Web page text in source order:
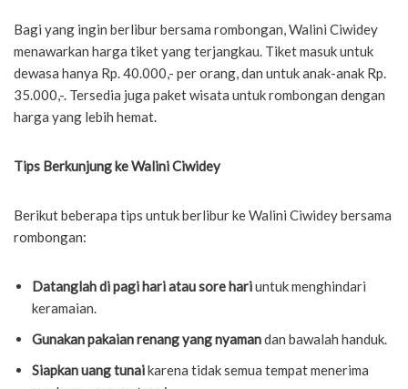
Bagi yang ingin berlibur bersama rombongan, Walini Ciwidey
menawarkan harga tiket yang terjangkau. Tiket masuk untuk
dewasa hanya Rp. 40.000,- per orang, dan untuk anak-anak Rp.
35.000,-. Tersedia juga paket wisata untuk rombongan dengan
harga yang lebih hemat.
Tips Berkunjung ke Walini Ciwidey
Berikut beberapa tips untuk berlibur ke Walini Ciwidey bersama
rombongan:
Datanglah di pagi hari atau sore hariuntuk menghindari
keramaian.
Gunakan pakaian renang yang nyamandan bawalah handuk.
Siapkan uang tunaikarena tidak semua tempat menerima